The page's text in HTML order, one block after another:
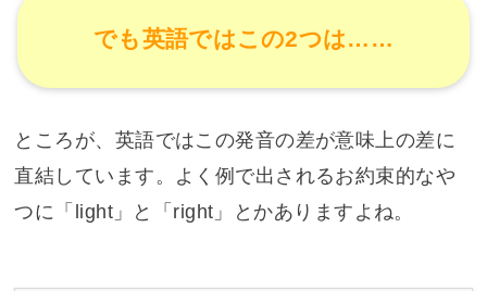
でも英語ではこの2つは……
ところが、英語ではこの発音の差が意味上の差に
直結しています。よく例で出されるお約束的なや
つに「light」と「right」とかありますよね。